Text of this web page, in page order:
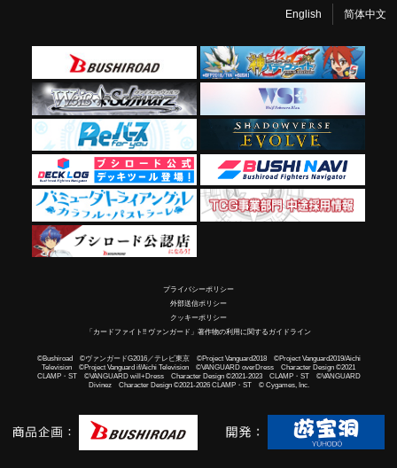
English 简体中文
プライバシーポリシー
外部送信ポリシー
クッキーポリシー
「カードファイト!! ヴァンガード」著作物の利用に関するガイドライン
©Bushiroad ©ヴァンガードG2016／テレビ東京 ©Project Vanguard2018 ©Project Vanguard2019/Aichi
Television ©Project Vanguard if/Aichi Television ©VANGUARD overDress Character Design ©2021
CLAMP・ST ©VANGUARD will+Dress Character Design ©2021-2023 CLAMP・ST ©VANGUARD
Divinez Character Design ©2021-2026 CLAMP・ST © Cygames, Inc.